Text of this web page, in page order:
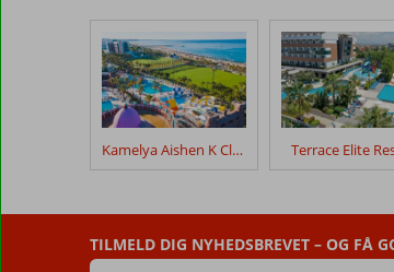
efter
deres
ophold
på
Sorgun
Anmeldelser,
der
Kamelya Aishen K Club Terrace Elite
TILMELD DIG NYHEDSBREVET – OG FÅ